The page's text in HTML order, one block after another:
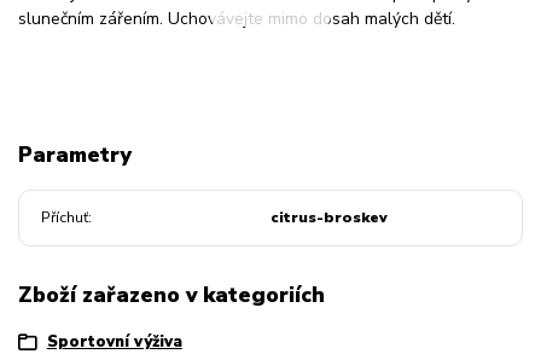
slunečním zářením. Uchovávejte mimo dosah malých dětí.
Parametry
Příchuť citrus-broskev
Zboží zařazeno v kategoriích
Sportovní výživa